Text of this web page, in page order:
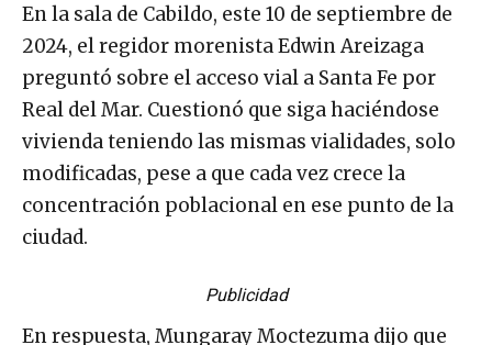
En la sala de Cabildo, este 10 de septiembre de
2024, el regidor morenista Edwin Areizaga
preguntó sobre el acceso vial a Santa Fe por
Real del Mar. Cuestionó que siga haciéndose
vivienda teniendo las mismas vialidades, solo
modificadas, pese a que cada vez crece la
concentración poblacional en ese punto de la
ciudad.
Publicidad
En respuesta, Mungaray Moctezuma dijo que